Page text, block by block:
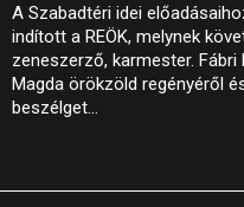
A Szabadtéri idei
indított a REÖK, melynek
zeneszerző, karmester.
Magda örökzöld regényéről
beszélget…